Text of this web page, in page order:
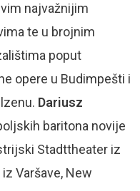
najvažnijim
te u brojnim
poput
opere u Budimpešti i
Dariusz
baritona novije
Stadttheater iz
Varšave, New